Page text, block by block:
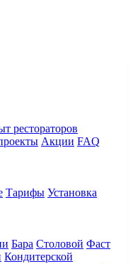
рестораторов
Акции FAQ
Тарифы Установка
Бара Столовой Фаст
Кондитерской